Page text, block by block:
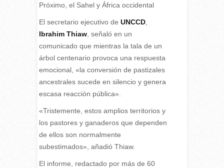
Próximo, el Sahel y África occidental
El secretario ejecutivo de UNCCD,
Ibrahim Thiaw, señaló en un
comunicado que mientras la tala de un
árbol centenario provoca una respuesta
emocional, «la conversión de pastizales
ancestrales sucede en silencio y genera
escasa reacción pública».
«Tristemente, estos amplios territorios y
los pastores y ganaderos que dependen
de ellos son normalmente
subestimados», añadió Thiaw.
El informe, redactado por más de 60